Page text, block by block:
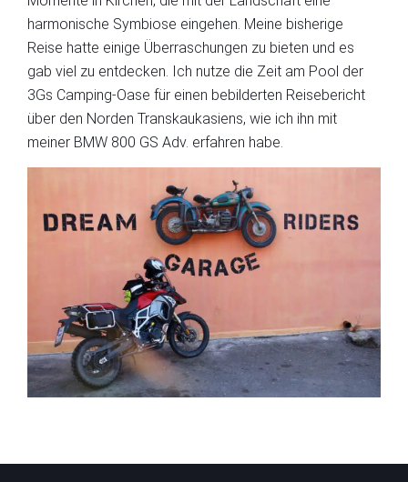
harmonische Symbiose eingehen. Meine bisherige
Reise hatte einige Überraschungen zu bieten und es
gab viel zu entdecken. Ich nutze die Zeit am Pool der
3Gs Camping-Oase für einen bebilderten Reisebericht
über den Norden Transkaukasiens, wie ich ihn mit
meiner BMW 800 GS Adv. erfahren habe.